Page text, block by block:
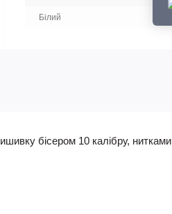
Білий
бісером 10 калібру, нитками